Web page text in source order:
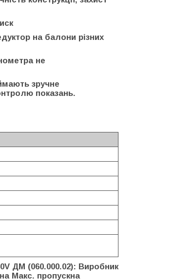
на балони різних
не
зручне
показань.
ДМ (060.000.02): Виробник
Макс. пропускна